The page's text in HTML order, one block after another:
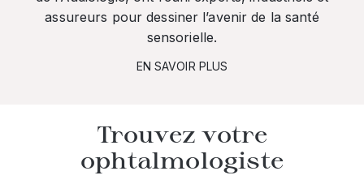
assureurs pour dessiner l’avenir de la santé
sensorielle.
EN SAVOIR PLUS
Trouvez votre
ophtalmologiste